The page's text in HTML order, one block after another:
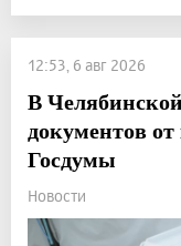
12:53, 6 авг 2026
В
документов
Госдумы
Новости